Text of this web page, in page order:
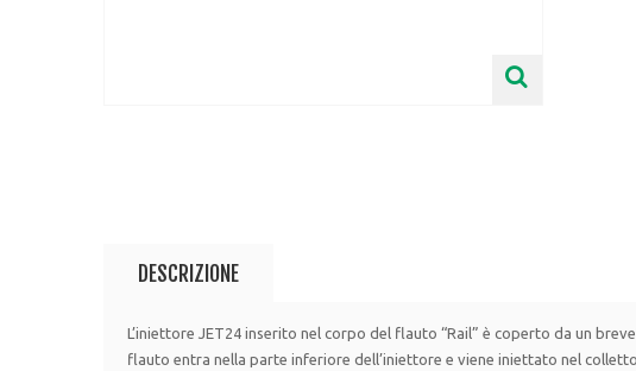
DESCRIZIONE
L’iniettore JET24 inserito nel corpo del flauto “Rail” è coperto da un
flauto entra nella parte inferiore dell’iniettore e viene iniettato nel